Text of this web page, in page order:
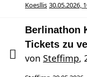
Koesllis 30.05.2026,
Berlinathon
Tickets zu
von Steffimp,